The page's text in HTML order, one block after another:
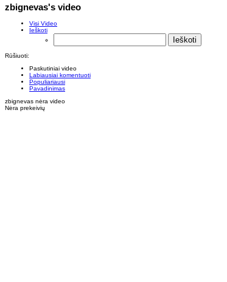
zbignevas's video
Visi Video
Ieškoti
Rūšiuoti:
Paskutiniai video
Labiausiai komentuoti
Populiariausi
Pavadinimas
zbignevas nėra video
Nėra prekeivių